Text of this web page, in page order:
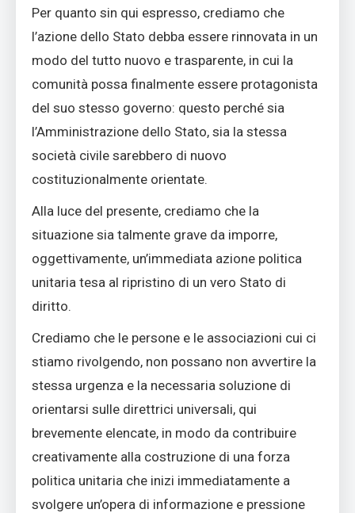
Per quanto sin qui espresso, crediamo che
l’azione dello Stato debba essere rinnovata in un
modo del tutto nuovo e trasparente, in cui la
comunità possa finalmente essere protagonista
del suo stesso governo: questo perché sia
l’Amministrazione dello Stato, sia la stessa
società civile sarebbero di nuovo
costituzionalmente orientate.
Alla luce del presente, crediamo che la
situazione sia talmente grave da imporre,
oggettivamente, un’immediata azione politica
unitaria tesa al ripristino di un vero Stato di
diritto.
Crediamo che le persone e le associazioni cui ci
stiamo rivolgendo, non possano non avvertire la
stessa urgenza e la necessaria soluzione di
orientarsi sulle direttrici universali, qui
brevemente elencate, in modo da contribuire
creativamente alla costruzione di una forza
politica unitaria che inizi immediatamente a
svolgere un’opera di informazione e pressione